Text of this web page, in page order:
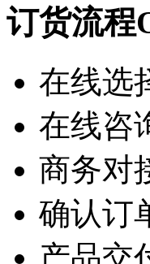
订货流程
在线选
在线咨
商务对
确认订
产品交